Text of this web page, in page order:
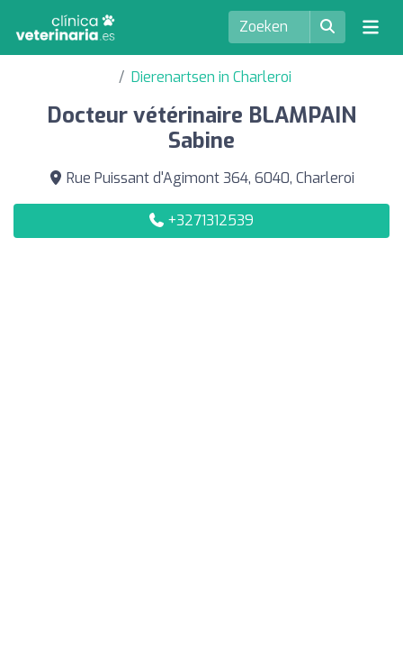
Dierenartsen in Charleroi
Docteur vétérinaire BLAMPAIN
Sabine
Rue Puissant d'Agimont 364, 6040, Charleroi
+3271312539